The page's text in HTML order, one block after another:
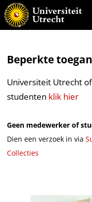
Beperkte
Universiteit Utrecht
studenten klik hier
Geen medewerker of
Dien een verzoek in via
Collecties